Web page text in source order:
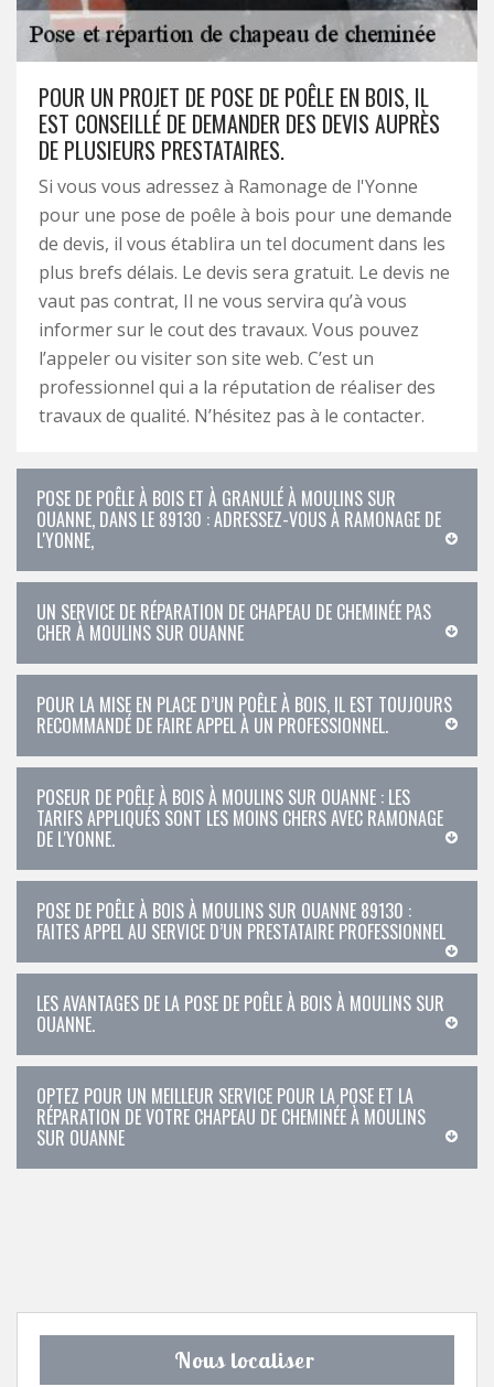
POUR UN PROJET DE POSE DE POÊLE EN BOIS, IL
EST CONSEILLÉ DE DEMANDER DES DEVIS AUPRÈS
DE PLUSIEURS PRESTATAIRES.
Si vous vous adressez à Ramonage de l'Yonne
pour une pose de poêle à bois pour une demande
de devis, il vous établira un tel document dans les
plus brefs délais. Le devis sera gratuit. Le devis ne
vaut pas contrat, Il ne vous servira qu’à vous
informer sur le cout des travaux. Vous pouvez
l’appeler ou visiter son site web. C’est un
professionnel qui a la réputation de réaliser des
travaux de qualité. N’hésitez pas à le contacter.
POSE DE POÊLE À BOIS ET À GRANULÉ À MOULINS SUR
OUANNE, DANS LE 89130 : ADRESSEZ-VOUS À RAMONAGE DE
L'YONNE,
UN SERVICE DE RÉPARATION DE CHAPEAU DE CHEMINÉE PAS
CHER À MOULINS SUR OUANNE
POUR LA MISE EN PLACE D’UN POÊLE À BOIS, IL EST TOUJOURS
RECOMMANDÉ DE FAIRE APPEL À UN PROFESSIONNEL.
POSEUR DE POÊLE À BOIS À MOULINS SUR OUANNE : LES
TARIFS APPLIQUÉS SONT LES MOINS CHERS AVEC RAMONAGE
DE L'YONNE.
POSE DE POÊLE À BOIS À MOULINS SUR OUANNE 89130 :
FAITES APPEL AU SERVICE D’UN PRESTATAIRE PROFESSIONNEL
LES AVANTAGES DE LA POSE DE POÊLE À BOIS À MOULINS SUR
OUANNE.
OPTEZ POUR UN MEILLEUR SERVICE POUR LA POSE ET LA
RÉPARATION DE VOTRE CHAPEAU DE CHEMINÉE À MOULINS
SUR OUANNE
Nous localiser